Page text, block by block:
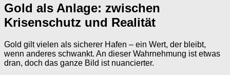
Du
bist
hier:
Gold als Anlage: zwischen
Krisenschutz und Realität
Gold gilt vielen als sicherer Hafen – ein Wert, der bleibt,
wenn anderes schwankt. An dieser Wahrnehmung ist etwas
dran, doch das ganze Bild ist nuancierter.